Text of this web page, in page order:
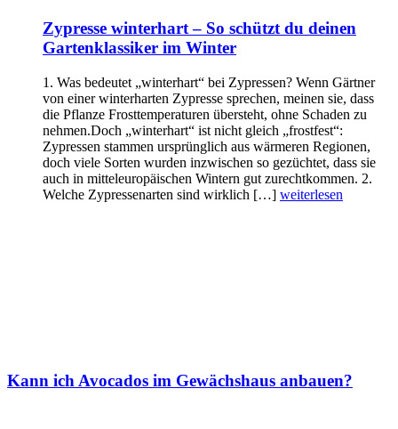
Zypresse winterhart – So schützt du deinen
Gartenklassiker im Winter
1. Was bedeutet „winterhart“ bei Zypressen? Wenn Gärtner
von einer winterharten Zypresse sprechen, meinen sie, dass
die Pflanze Frosttemperaturen übersteht, ohne Schaden zu
nehmen.Doch „winterhart“ ist nicht gleich „frostfest“:
Zypressen stammen ursprünglich aus wärmeren Regionen,
doch viele Sorten wurden inzwischen so gezüchtet, dass sie
auch in mitteleuropäischen Wintern gut zurechtkommen. 2.
Welche Zypressenarten sind wirklich […] weiterlesen
Kann ich Avocados im Gewächshaus anbauen?